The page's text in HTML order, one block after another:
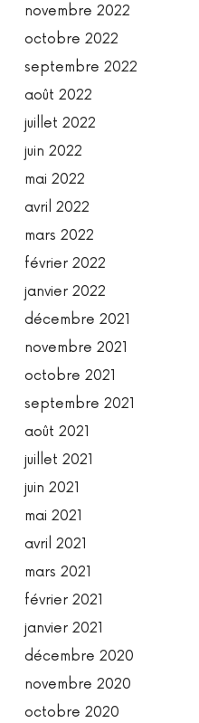
novembre 2022
octobre 2022
septembre 2022
août 2022
juillet 2022
juin 2022
mai 2022
avril 2022
mars 2022
février 2022
janvier 2022
décembre 2021
novembre 2021
octobre 2021
septembre 2021
août 2021
juillet 2021
juin 2021
mai 2021
avril 2021
mars 2021
février 2021
janvier 2021
décembre 2020
novembre 2020
octobre 2020